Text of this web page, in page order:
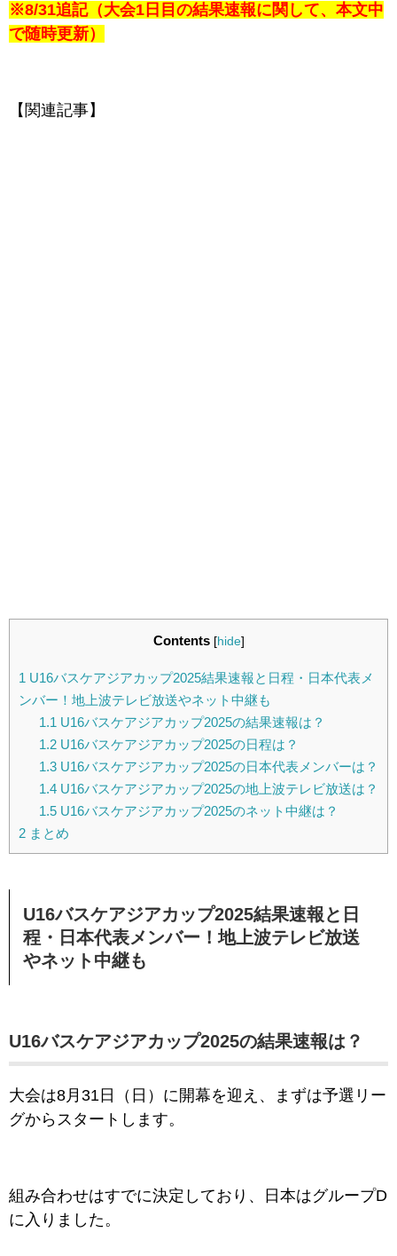
※8/31追記（大会1日目の結果速報に関して、本文中
で随時更新）
【関連記事】
Contents [hide]
1 U16バスケアジアカップ2025結果速報と日程・日本代表メ
ンバー！地上波テレビ放送やネット中継も
1.1 U16バスケアジアカップ2025の結果速報は？
1.2U16バスケアジアカップ2025の日程は？
1.3U16バスケアジアカップ2025の日本代表メンバーは？
1.4U16バスケアジアカップ2025の地上波テレビ放送は？
1.5U16バスケアジアカップ2025のネット中継は？
2 まとめ
U16バスケアジアカップ2025結果速報と日
程・日本代表メンバー！地上波テレビ放送
やネット中継も
U16バスケアジアカップ2025の結果速報は？
大会は8月31日（日）に開幕を迎え、まずは予選リー
グからスタートします。
組み合わせはすでに決定しており、日本はグループD
に入りました。